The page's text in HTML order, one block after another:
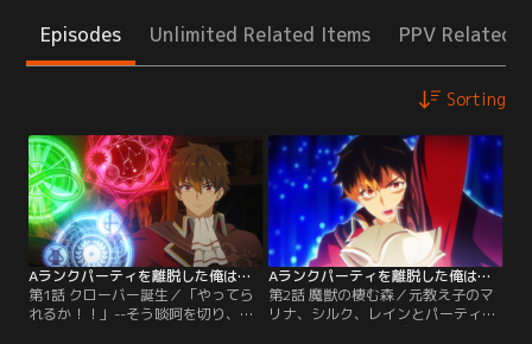
Episodes Unlimited Related Items PPV Related
Sorting
Aランクパーティを離脱した俺は、元教え子たちと迷宮深部を目指す。 第01話
第1話 クローバー誕生／「やってら
れるか！！」--そう啖呵を切り、赤
Aランクパーティを離脱した俺は、元教え子たちと迷宮深部を目指す。 第02話
第2話 魔獣の棲む森／元教え子のマ
リナ、シルク、レインとパーティ
「クローバー」を結成したユーク。